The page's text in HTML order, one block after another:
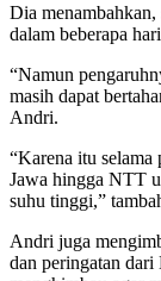
Dia
dalam beberapa
“Namun
masih dapat
Andri.
“Karena itu
Jawa hingga NTT
suhu tinggi,”
Andri juga
dan peringatan